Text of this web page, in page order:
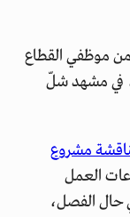
من موظفي القطاع
في مشهد شلّ
مشروع
العمل
حال الفصل،